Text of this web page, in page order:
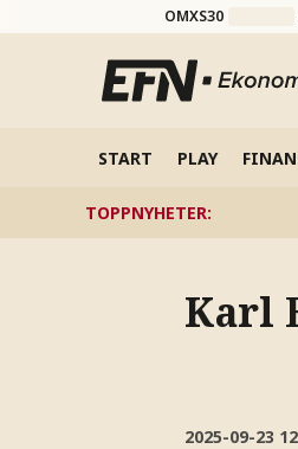
OMXS30
START PLAY
TOPPNYHETER:
Karl
2025-09-23